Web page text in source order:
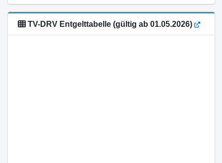
TV-DRV Entgelttabelle (gültig ab 01.05.2026)